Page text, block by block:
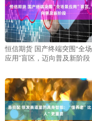
恒信期货 国产终端突围“全
应用”盲区，迈向普及新阶段